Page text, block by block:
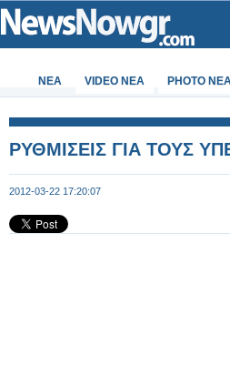
ΝΕΑ VIDEO NEA PHOTO
ΡΥΘΜΙΣΕΙΣ ΓΙΑ ΤΟΥΣ
2012-03-22 17:20:07